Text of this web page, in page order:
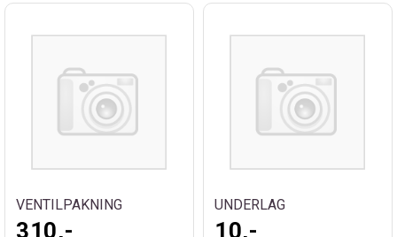
VENTILPAKNING
310,-
UNDERLAG
10,-